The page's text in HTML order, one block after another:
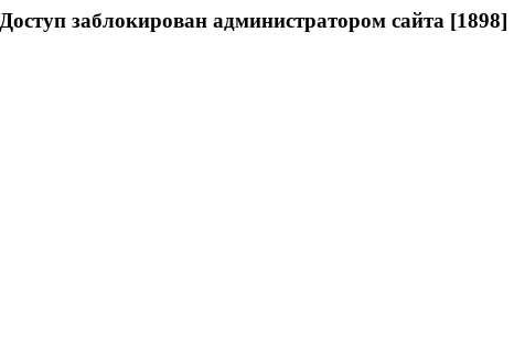
Доступ заблокирован администратором сайта [1898]